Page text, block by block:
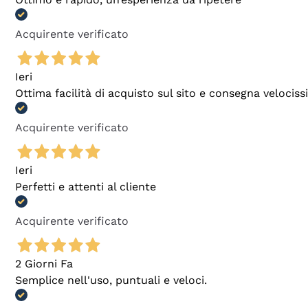
Acquirente verificato
Ieri
Ottima facilità di acquisto sul sito e consegna
Acquirente verificato
Ieri
Perfetti e attenti al cliente
Acquirente verificato
2 Giorni Fa
Semplice nell'uso, puntuali e veloci.